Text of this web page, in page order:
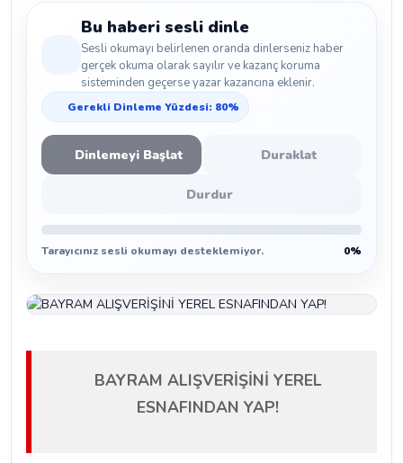
Bu haberi sesli dinle
Sesli okumayı belirlenen oranda dinlerseniz haber
gerçek okuma olarak sayılır ve kazanç koruma
sisteminden geçerse yazar kazancına eklenir.
Gerekli Dinleme Yüzdesi: 80%
Dinlemeyi Başlat Duraklat
Durdur
Tarayıcınız sesli okumayı desteklemiyor. 0%
BAYRAM ALIŞVERİŞİNİ YEREL
ESNAFINDAN YAP!